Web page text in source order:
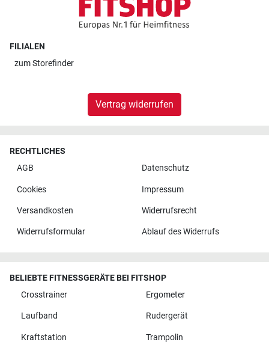
FILIALEN
zumStorefinder
Vertrag widerrufen
RECHTLICHES
AGB
Datenschutz
Cookies Impressum
Versandkosten Widerrufsrecht
Widerrufsformular Ablauf des Widerrufs
BELIEBTE FITNESSGERÄTE BEI FITSHOP
Crosstrainer
Ergometer
Laufband Rudergerät
Kraftstation Trampolin